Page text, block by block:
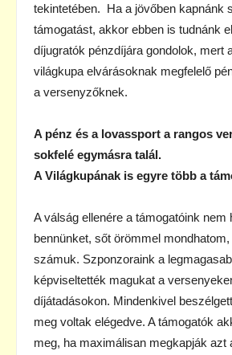
tekintetében. Ha a jövőben kapnánk
támogatást, akkor ebben is tudnánk
díjugratók pénzdíjára gondolok, mert
világkupa elvárásoknak megfelelő
a versenyzőknek.
A pénz és a lovassport a rangos
sokfelé egymásra talál.
A Világkupának is egyre több a
A válság ellenére a támogatóink nem
bennünket, sőt örömmel
számuk. Szponzoraink a
képviseltették magukat a
díjátadásokon. Mindenkivel
meg voltak elégedve. A támogatók
meg, ha maximálisan megkapják azt